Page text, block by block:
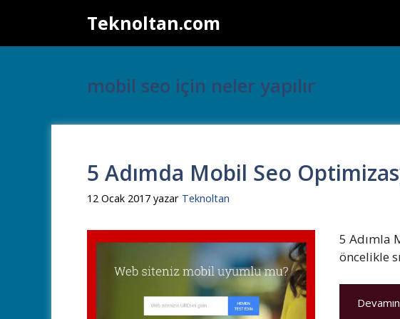
Teknoltan.com
mobil seo için neler yapılır
5 Adımda Mobil Seo
12 Ocak 2017 yazar Teknoltan
5 Adımla
öncelikle